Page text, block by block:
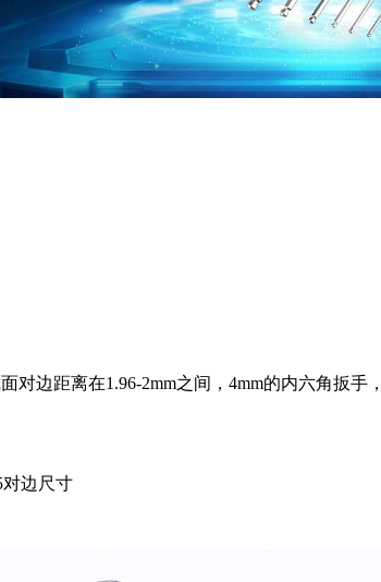
对边距离在1.96-2mm之间，4mm的内六角扳
对边尺寸